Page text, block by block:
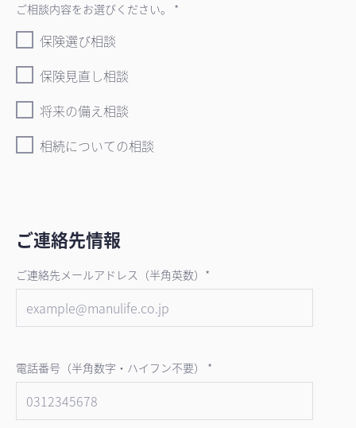
ご相談内容をお選びください。 *
保険選び相談
保険見直し相談
将来の備え相談
相続についての相談
ご連絡先情報
ご連絡先メールアドレス（半角英数）*
電話番号（半角数字・ハイフン不要） *